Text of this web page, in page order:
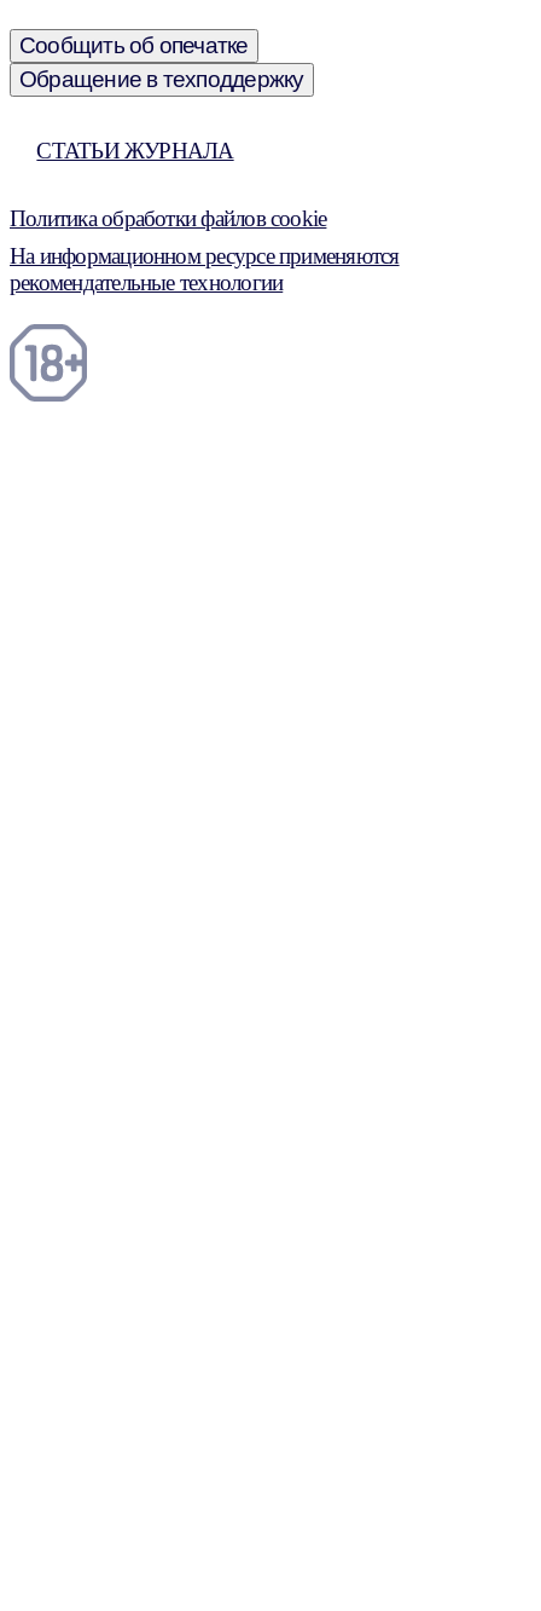
Сообщить об опечатке
Обращение в техподдержку
СТАТЬИ ЖУРНАЛА
Политика обработки файлов cookie
На информационном ресурсе применяются
рекомендательные технологии